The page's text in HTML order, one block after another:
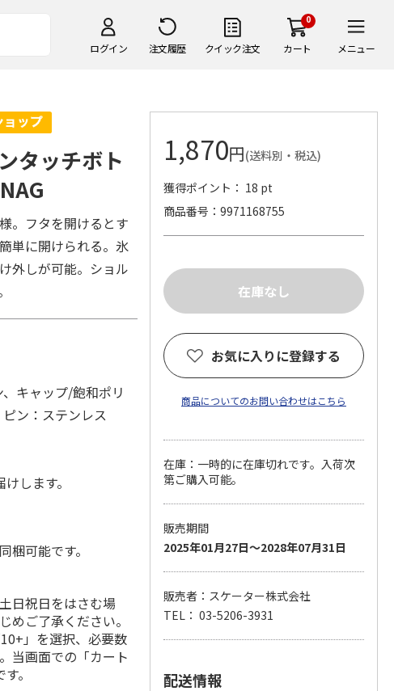
ログイン 注文履歴 クイック注文
0
カート メニュー
タッチボト
。フタを開けるとす
単に開けられる。氷
外しが可能。ショル
キャップ/飽和ポリ
ン：ステンレス
します。
梱可能です。
日祝日をはさむ場
めご了承ください。
」を選択、必要数
当画面での「カート
。
1,870円(送料別・税込)
獲得ポイント： 18 pt
商品番号
9971168755
お気に入りに登録する
商品についてのお問い合わせはこちら
在庫：一時的に在庫切れです。入荷次
第ご購入可能。
販売期間
2025年01月27日～2028年07月31日
販売者：スケーター株式会社
TEL： 03-5206-3931
配送情報